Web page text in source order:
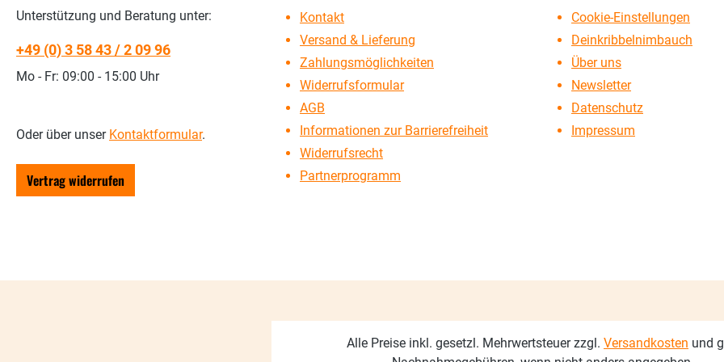
Unterstützung und Beratung unter:
+49 (0) 3 58 43 / 2 09 96
Mo - Fr: 09:00 - 15:00 Uhr
Oder über unser Kontaktformular.
Vertrag widerrufen
Kontakt
Versand & Lieferung
Zahlungsmöglichkeiten
Widerrufsformular
AGB
Informationen zur Barrierefreiheit
Widerrufsrecht
Partnerprogramm
Cookie-Einstellungen
Deinkribbelnimbauch
Über uns
Newsletter
Datenschutz
Impressum
Alle Preise inkl. gesetzl. Mehrwertsteuer zzgl. Versandkosten und